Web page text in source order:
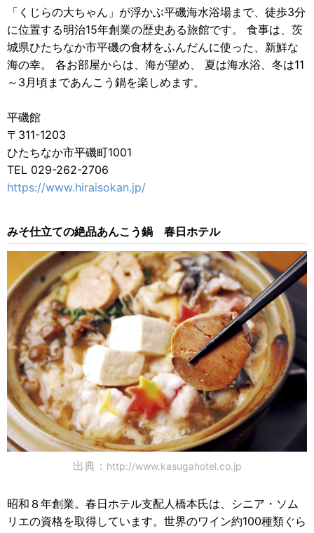
「くじらの大ちゃん」が浮かぶ平磯海水浴場まで、徒歩3分
に位置する明治15年創業の歴史ある旅館です。 食事は、茨
城県ひたちなか市平磯の食材をふんだんに使った、新鮮な
海の幸。 各お部屋からは、海が望め、 夏は海水浴、冬は11
～3月頃まであんこう鍋を楽しめます。
平磯館
〒311-1203
ひたちなか市平磯町1001
TEL 029-262-2706
https://www.hiraisokan.jp/
みそ仕立ての絶品あんこう鍋 春日ホテル
出典： http://www.kasugahotel.co.jp
昭和８年創業。春日ホテル支配人橋本氏は、シニア・ソム
リエの資格を取得しています。世界のワイン約100種類ぐら